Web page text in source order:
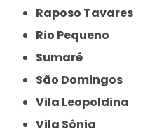
Raposo Tavares
Rio Pequeno
Sumaré
São Domingos
Vila Leopoldina
Vila Sônia